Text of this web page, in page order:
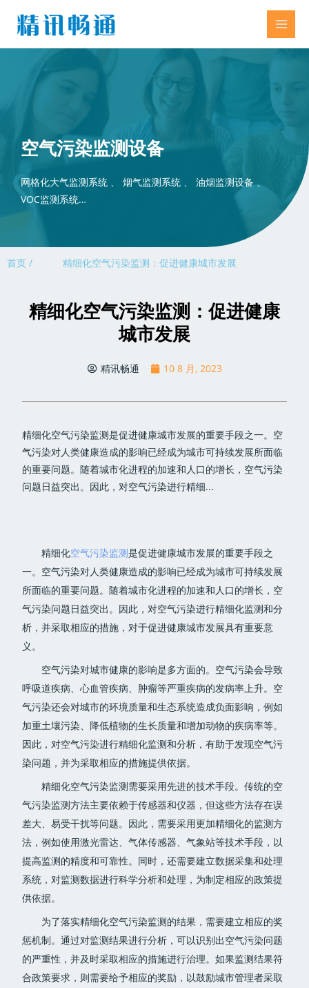
空气污染监测设备
网格化大气监测系统 、 烟气监测系统 、 油烟监测设备 、
VOC监测系统…
首页 / 精细化空气污染监测：促进健康城市发展
精细化空气污染监测：促进健康
城市发展
精讯畅通 10 8 月, 2023
精细化空气污染监测是促进健康城市发展的重要手段之一。空
气污染对人类健康造成的影响已经成为城市可持续发展所面临
的重要问题。随着城市化进程的加速和人口的增长，空气污染
问题日益突出。因此，对空气污染进行精细...
精细化空气污染监测是促进健康城市发展的重要手段之
一。空气污染对人类健康造成的影响已经成为城市可持续发展
所面临的重要问题。随着城市化进程的加速和人口的增长，空
气污染问题日益突出。因此，对空气污染进行精细化监测和分
析，并采取相应的措施，对于促进健康城市发展具有重要意
义。
空气污染对城市健康的影响是多方面的。空气污染会导致
呼吸道疾病、心血管疾病、肿瘤等严重疾病的发病率上升。空
气污染还会对城市的环境质量和生态系统造成负面影响，例如
加重土壤污染、降低植物的生长质量和增加动物的疾病率等。
因此，对空气污染进行精细化监测和分析，有助于发现空气污
染问题，并为采取相应的措施提供依据。
精细化空气污染监测需要采用先进的技术手段。传统的空
气污染监测方法主要依赖于传感器和仪器，但这些方法存在误
差大、易受干扰等问题。因此，需要采用更加精细化的监测方
法，例如使用激光雷达、气体传感器、气象站等技术手段，以
提高监测的精度和可靠性。同时，还需要建立数据采集和处理
系统，对监测数据进行科学分析和处理，为制定相应的政策提
供依据。
为了落实精细化空气污染监测的结果，需要建立相应的奖
惩机制。通过对监测结果进行分析，可以识别出空气污染问题
的严重性，并及时采取相应的措施进行治理。如果监测结果符
合政策要求，则需要给予相应的奖励，以鼓励城市管理者采取